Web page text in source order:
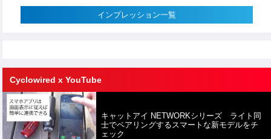
インプレッション一覧
Cyclowired x YouTube
キャットアイ NETWORKシリーズ ライト同
士でペアリングするスマートな新モデルをチ
ェック